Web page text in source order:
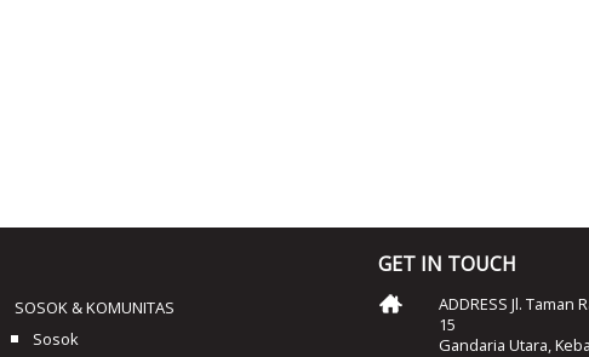
SOSOK & KOMUNITAS
Sosok
GET IN TOUCH
ADDRESS Jl. Taman
15
Gandaria Utara,